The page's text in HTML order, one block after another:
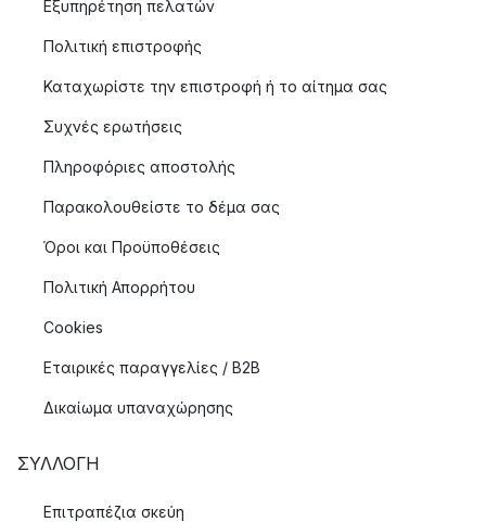
Εξυπηρέτηση πελατών
Πολιτική επιστροφής
Καταχωρίστε την επιστροφή ή το αίτημα σας
Συχνές ερωτήσεις
Πληροφόριες αποστολής
Παρακολουθείστε το δέμα σας
Όροι και Προϋποθέσεις
Πολιτική Απορρήτου
Cookies
Εταιρικές παραγγελίες / B2B
Δικαίωμα υπαναχώρησης
ΣΥΛΛΟΓΉ
Επιτραπέζια σκεύη